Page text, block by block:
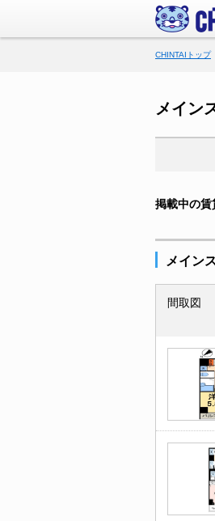
CHINTAIトップ
メイン
掲載中の賃
メイン
間取図